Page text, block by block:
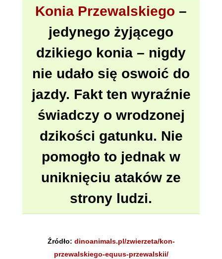
Konia Przewalskiego –
jedynego żyjącego
dzikiego konia – nigdy
nie udało się oswoić do
jazdy. Fakt ten wyraźnie
świadczy o wrodzonej
dzikości gatunku. Nie
pomogło to jednak w
uniknięciu ataków ze
strony ludzi.
Źródło: dinoanimals.pl/zwierzeta/kon-
przewalskiego-equus-przewalskii/